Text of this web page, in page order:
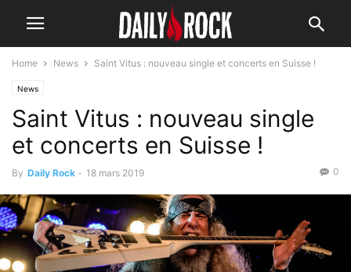
Home News Saint Vitus : nouveau single et concerts en Suisse !
News
Saint Vitus : nouveau single
et concerts en Suisse !
By Daily Rock - 18 mars 2019 0